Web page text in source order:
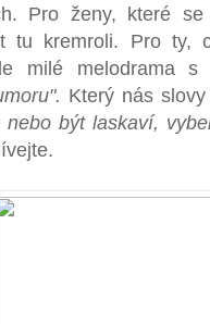
Pro ženy, které
tu kremroli. Pro ty,
milé melodrama s
Který nás
nebo být laskaví,